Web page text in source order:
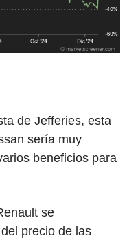
de Jefferies, esta
sería muy
beneficios para
se
precio de las